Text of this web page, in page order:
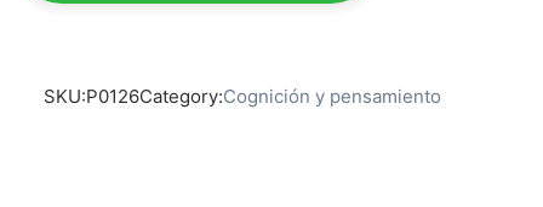
SKU:P0126Category:Cognición y pensamiento